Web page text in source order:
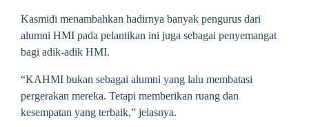
Kasmidi menambahkan hadirnya banyak pengurus dari
alumni HMI pada pelantikan ini juga sebagai penyemangat
bagi adik-adik HMI.
“KAHMI bukan sebagai alumni yang lalu membatasi
pergerakan mereka. Tetapi memberikan ruang dan
kesempatan yang terbaik,” jelasnya.